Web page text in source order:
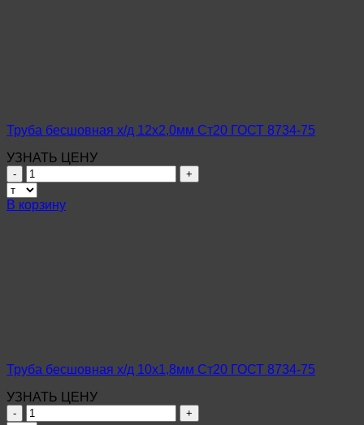
Труба бесшовная х/д 12х2,0мм Ст20 ГОСТ 8734-75
УЗНАТЬ ЦЕНУ
Количество
товара
Труба
бесшовная
В корзину
Труба бесшовная х/д 10х1,8мм Ст20 ГОСТ 8734-75
УЗНАТЬ ЦЕНУ
Количество